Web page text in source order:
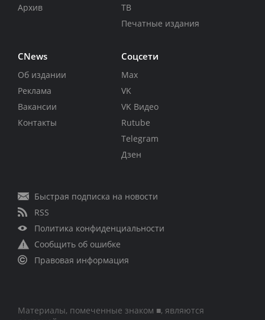
Архив
ТВ
Печатные издания
CNews
Об издании
Реклама
Вакансии
Контакты
Соцсети
Max
VK
VK Видео
Rutube
Telegram
Дзен
Быстрая подписка на новости
RSS
Политика конфиденциальности
Сообщить об ошибке
Правовая информация
Материалы, помеченные знаком ■, являются